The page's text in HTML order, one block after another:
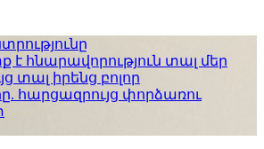
հնարավորություն տալ մեր
տալ իրենց բոլոր
հարցազրույց փորձառու